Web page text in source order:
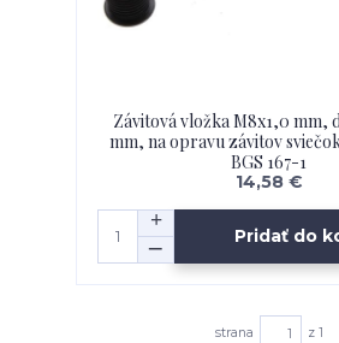
Závitová vložka M8x1,0 mm,
mm, na opravu závitov
BGS 167-1
14,58 €
Pridať do
strana z 1